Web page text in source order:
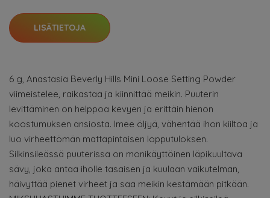
LISÄTIETOJA
6 g, Anastasia Beverly Hills Mini Loose Setting Powder
viimeistelee, raikastaa ja kiinnittää meikin. Puuterin
levittäminen on helppoa kevyen ja erittäin hienon
koostumuksen ansiosta. Imee öljyä, vähentää ihon kiiltoa ja
luo virheettömän mattapintaisen lopputuloksen.
Silkinsileässä puuterissa on monikäyttöinen läpikuultava
sävy, joka antaa iholle tasaisen ja kuulaan vaikutelman,
häivyttää pienet virheet ja saa meikin kestämään pitkään.